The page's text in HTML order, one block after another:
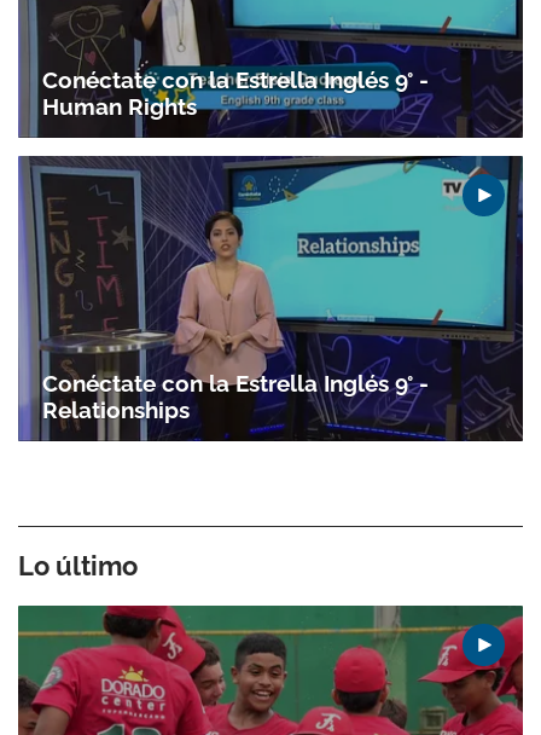
Conéctate con la Estrella Inglés 9° -
Human Rights
Conéctate con la Estrella Inglés 9° -
Relationships
Lo último